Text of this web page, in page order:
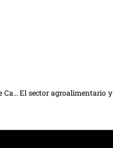
Sanidad decreta la prórroga de medidas especiales nivel 3 en Almagro y de nivel 1 en las localidades de Campo de Criptana, Villahermosa y Calzada de Calatrava